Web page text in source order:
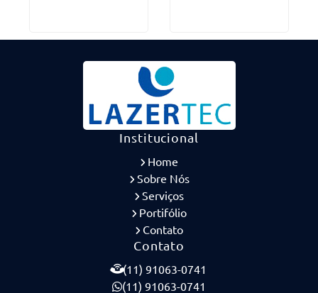
Institucional
Home
Sobre Nós
Serviços
Portifólio
Contato
Contato
(11) 91063-0741
(11) 91063-0741